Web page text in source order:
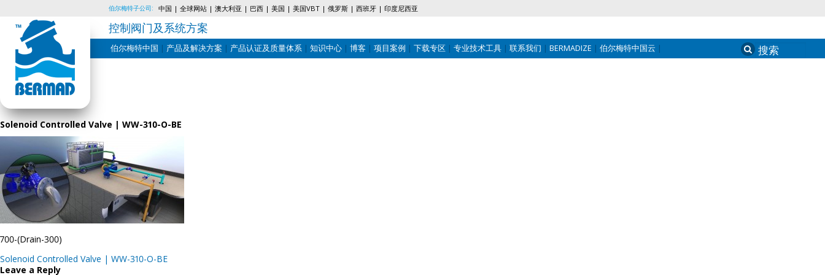
Skip
content
伯尔梅特子公司: 中国 全球网站 澳大利亚 巴西 美国 美国VBT 俄罗斯 西班牙 印度尼西亚
控制阀门及系统方案
伯尔梅特中国 产品及解决方案 产品认证及质量体系 知识中心 博客 项目案例 下载专区 专业技术工具 联系我们 BERMADIZE 伯尔梅特中国云 Search
for:
Solenoid Controlled Valve | WW-310-O-BE
700-(Drain-300)
Post
navigation
Solenoid Controlled Valve | WW-310-O-BE
Leave a Reply